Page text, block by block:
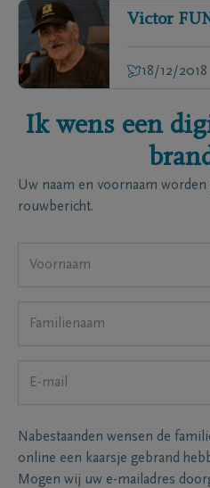
Victor
18/12/2018
Ik wens een
Uw naam en voornaam
rouwbericht.
Nabestaanden wensen de
online een kaarsje gebrand
Mogen wij uw e-mailadres